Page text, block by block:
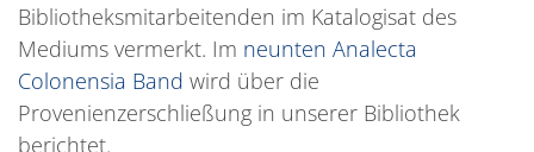
Bibliotheksmitarbeitenden im Katalogisat des
Mediums vermerkt. Im neunten Analecta
Colonensia Band wird über die
Provenienzerschließung in unserer Bibliothek
berichtet.